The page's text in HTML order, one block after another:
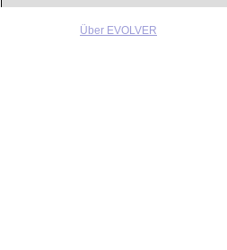
Über EVOLVER